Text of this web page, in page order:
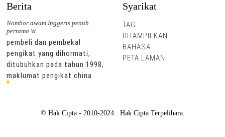
Berita
Nombor awam Inggeris penuh
pertama W...
pembeli dan pembekal
pengikat yang dihormati,
ditubuhkan pada tahun 1998,
maklumat pengikat china
industri pengikat yang
dikenali sebagai media
Nombor awam Inggeris penuh
pertama W...
pembeli dan pembekal
pengikat yang dihormati,
industri pengikat yang
dikenali sebagai media
Syarikat
TAG
DITAMPILKAN
BAHASA
PETA LAMAN
© Hak Cipta - 2010-2024 : Hak Cipta Terpelihara.